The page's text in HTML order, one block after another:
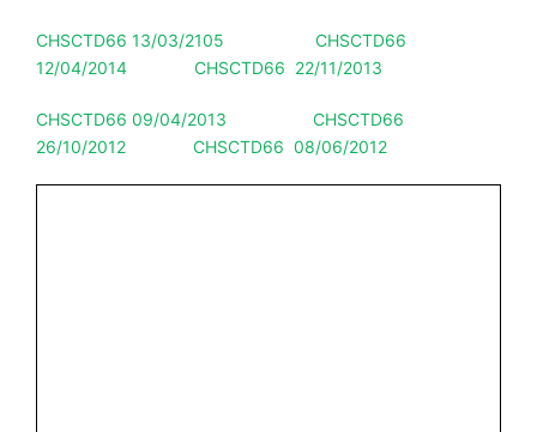
CHSCTD66 13/03/2105
CHSCTD66
12/04/2014
CHSCTD66 22/11/2013
CHSCTD66 09/04/2013
CHSCTD66
26/10/2012
CHSCTD66 08/06/2012